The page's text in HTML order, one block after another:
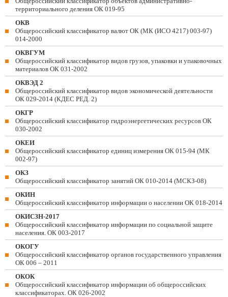
территориального деления ОК 019-95
ОКВ
Общероссийский классификатор валют ОК (МК (ИСО 4217) 003-97)
014-2000
ОКВГУМ
Общероссийский классификатор видов грузов, упаковки и упаковочных
материалов ОК 031-2002
ОКВЭД 2
Общероссийский классификатор видов экономической деятельности
ОК 029-2014 (КДЕС РЕД. 2)
ОКГР
Общероссийский классификатор гидроэнергетических ресурсов ОК
030-2002
ОКЕИ
Общероссийский классификатор единиц измерения ОК 015-94 (МК
002-97)
ОКЗ
Общероссийский классификатор занятий ОК 010-2014 (МСКЗ-08)
ОКИН
Общероссийский классификатор информации о населении ОК 018-2014
ОКИСЗН-2017
Общероссийский классификатор информации по социальной защите
населения. ОК 003-2017
ОКОГУ
Общероссийский классификатор органов государственного управления
ОК 006 – 2011
ОКОК
Общероссийский классификатор информации об общероссийских
классификаторах. ОК 026-2002